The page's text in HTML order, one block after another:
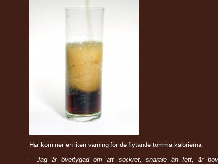
Här kommer en liten varning för de flytande tomma kalorierna.
– Jag är övertygad om att sockret, snarare än fett, är